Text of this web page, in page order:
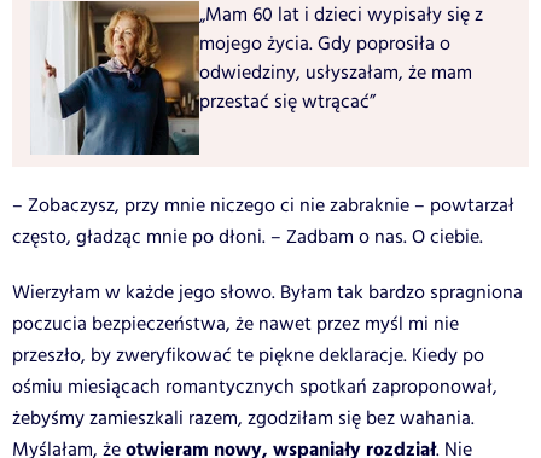
„Mam 60 lat i dzieci wypisały się z
mojego życia. Gdy poprosiła o
odwiedziny, usłyszałam, że mam
przestać się wtrącać”
– Zobaczysz, przy mnie niczego ci nie zabraknie – powtarzał
często, gładząc mnie po dłoni. – Zadbam o nas. O ciebie.
Wierzyłam w każde jego słowo. Byłam tak bardzo spragniona
poczucia bezpieczeństwa, że nawet przez myśl mi nie
przeszło, by zweryfikować te piękne deklaracje. Kiedy po
ośmiu miesiącach romantycznych spotkań zaproponował,
żebyśmy zamieszkali razem, zgodziłam się bez wahania.
Myślałam, żeotwieram nowy, wspaniały rozdział. Nie